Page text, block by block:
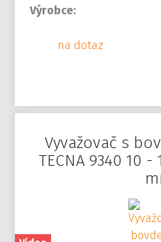
Výrobce:
na dotaz
Vyvažovač s
TECNA 9340 10